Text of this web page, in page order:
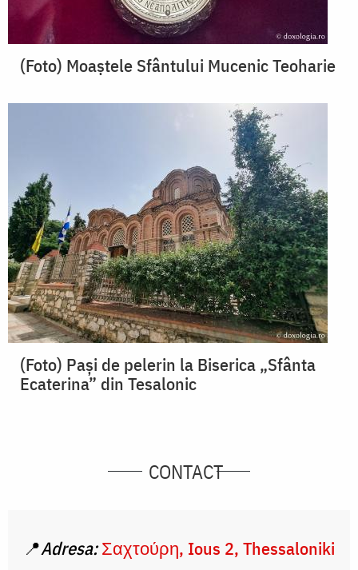
(Foto) Moaștele Sfântului Mucenic Teoharie
(Foto) Pași de pelerin la Biserica „Sfânta
Ecaterina” din Tesalonic
CONTACT
📍Adresa: Σαχτούρη, Ious 2, Thessaloniki